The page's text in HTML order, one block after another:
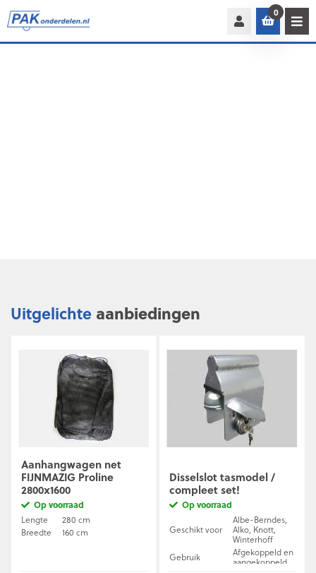
0
Uitgelichte aanbiedingen
Aanhangwagen net
FIJNMAZIG Proline
2800x1600
Op voorraad
Lengte
280 cm
Breedte
160 cm
Disselslot tasmodel /
compleet set!
Op voorraad
Geschikt voor
Albe-Berndes,
Alko, Knott,
Winterhoff
Gebruik
Afgekoppeld en
aangekoppeld